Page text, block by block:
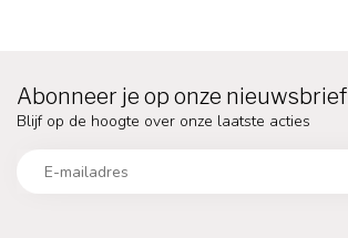
Abonneer je op onze nieuwsbrief
Blijf op de hoogte over onze laatste acties